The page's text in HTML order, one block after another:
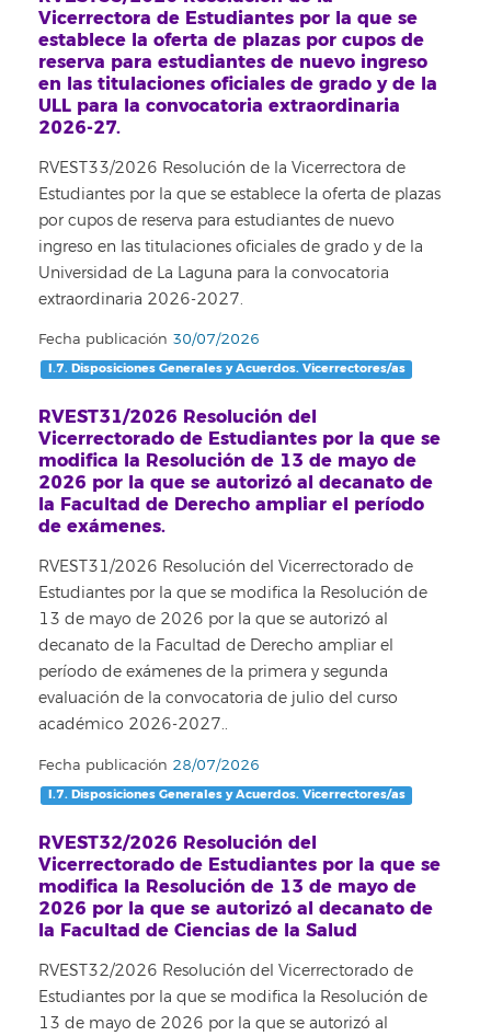
Vicerrectora de Estudiantes por la que se
establece la oferta de plazas por cupos de
reserva para estudiantes de nuevo ingreso
en las titulaciones oficiales de grado y de la
ULL para la convocatoria extraordinaria
2026-27.
RVEST33/2026 Resolución de la Vicerrectora de
Estudiantes por la que se establece la oferta de plazas
por cupos de reserva para estudiantes de nuevo
ingreso en las titulaciones oficiales de grado y de la
Universidad de La Laguna para la convocatoria
extraordinaria 2026-2027.
Fecha publicación 30/07/2026
I.7. Disposiciones Generales y Acuerdos. Vicerrectores/as
RVEST31/2026 Resolución del
Vicerrectorado de Estudiantes por la que se
modifica la Resolución de 13 de mayo de
2026 por la que se autorizó al decanato de
la Facultad de Derecho ampliar el período
de exámenes.
RVEST31/2026 Resolución del Vicerrectorado de
Estudiantes por la que se modifica la Resolución de
13 de mayo de 2026 por la que se autorizó al
decanato de la Facultad de Derecho ampliar el
período de exámenes de la primera y segunda
evaluación de la convocatoria de julio del curso
académico 2026-2027..
Fecha publicación 28/07/2026
I.7. Disposiciones Generales y Acuerdos. Vicerrectores/as
RVEST32/2026 Resolución del
Vicerrectorado de Estudiantes por la que se
modifica la Resolución de 13 de mayo de
2026 por la que se autorizó al decanato de
la Facultad de Ciencias de la Salud
RVEST32/2026 Resolución del Vicerrectorado de
Estudiantes por la que se modifica la Resolución de
13 de mayo de 2026 por la que se autorizó al